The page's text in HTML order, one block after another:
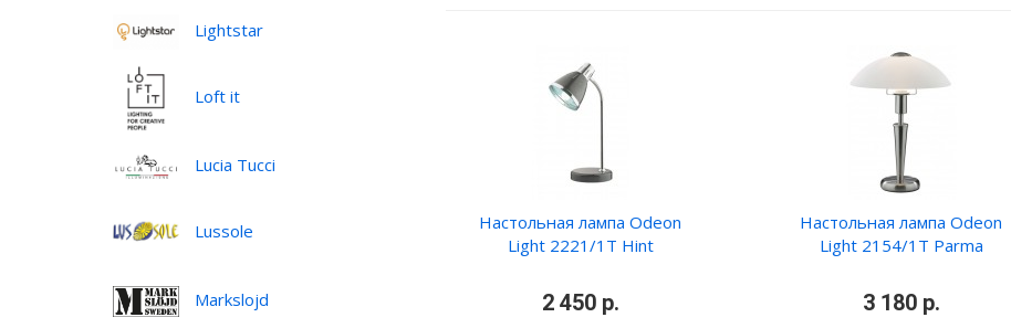
Lightstar
Loft it
Lucia Tucci
Lussole
Markslojd
Настольная лампа Odeon
Light 2221/1T Hint
2 450 р.
Настольная лампа Odeon
Light 2154/1T Parma
3 180 р.